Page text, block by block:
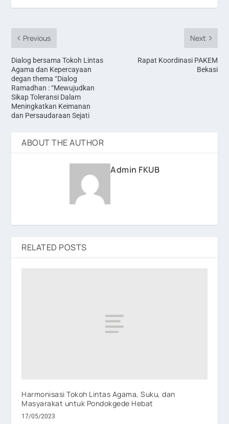
Previous
Dialog bersama Tokoh Lintas
Agama dan Kepercayaan
degan thema “Dialog
Ramadhan : “Mewujudkan
Sikap Toleransi Dalam
Meningkatkan Keimanan
dan Persaudaraan Sejati
Next
Rapat Koordinasi PAKEM
Bekasi
ABOUT THE AUTHOR
Admin FKUB
RELATED POSTS
Harmonisasi Tokoh Lintas Agama, Suku, dan
Masyarakat untuk Pondokgede Hebat
17/05/2023